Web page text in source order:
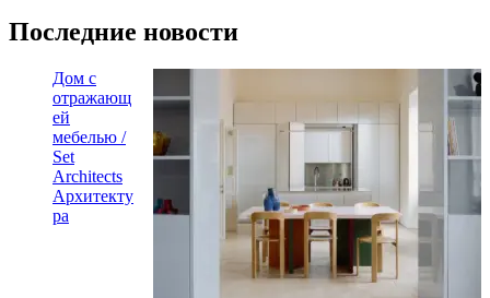
Последние новости
Дом с
отражающ
ей
мебелью /
Set
Architects
Архитекту
ра